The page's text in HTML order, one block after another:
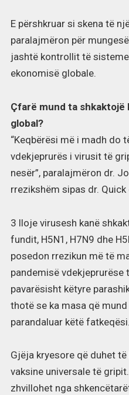
E përshkruar si skena të
paralajmëron për
jashtë kontrollit të
ekonomisë globale.
Çfarë mund ta
global?
“Keqbërësi më i madh do
vdekjeprurës i virusit të
nesër”, paralajmëron dr.
rrezikshëm sipas dr. Quick
3 lloje virusesh kanë
fundit, H5N1, H7N9 dhe
posedon rrezikun më të
pandemisë vdekjeprurëse
pavarësisht këtyre
thotë se ka masa që
parandaluar këtë fatkeqësi.
Gjëja kryesore që duhet
vaksine universale të
zhvillohet nga